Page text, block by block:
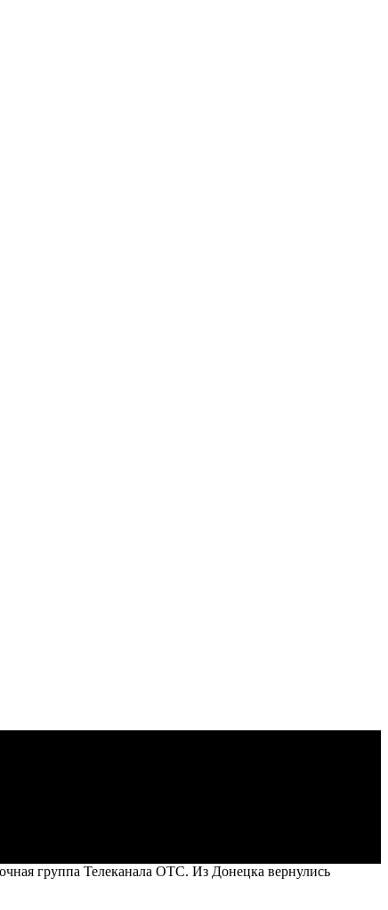
группа Телеканала ОТС. Из Донецка вернулись